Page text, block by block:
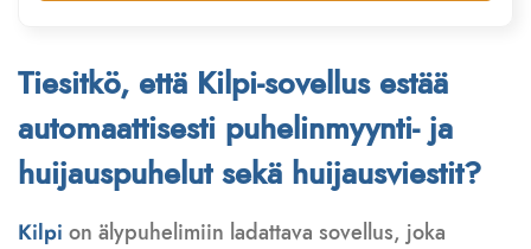
Tiesitkö, että Kilpi-sovellus estää
automaattisesti puhelinmyynti- ja
huijauspuhelut sekä huijausviestit?
Kilpi on älypuhelimiin ladattava sovellus, joka